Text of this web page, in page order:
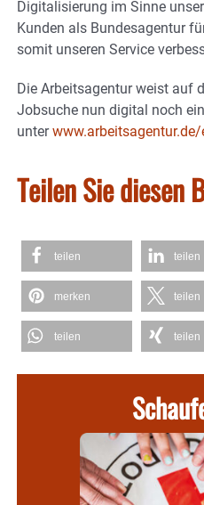
Digitalisierung im Sinne
Kunden als Bundesagentur
somit unseren Service
Die Arbeitsagentur weist auf
Jobsuche nun digital noch
unterwww.arbeitsagentur.de/
Teilen Sie diesen
teilen teilen
merken teilen
teilen teilen